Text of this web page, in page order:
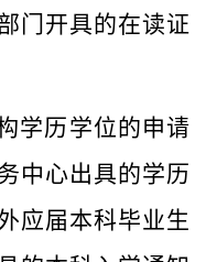
门开具的在读证
学历学位的申请
中心出具的学历
应届本科毕业生